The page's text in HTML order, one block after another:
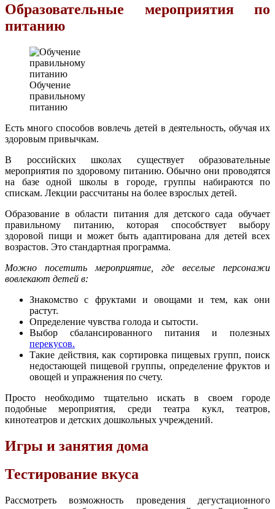
Образовательные мероприятия по
питанию
Обучение
правильному
питанию
Есть много способов вовлечь детей в деятельность, обучая их
здоровым привычкам.
В российских школах существует образовательные
мероприятия по здоровому питанию. Обычно они проводятся
на базе одной школы в городе, группы набираются по
спискам. Лекции рассчитаны на более взрослых детей.
Образование в области питания для детского сада обучает
правильному питанию, которая способствует выбору
здоровой пищи и может быть адаптирована для детей всех
возрастов. Это стандартная программа.
Можно посетить мероприятие, где веселые персонажи
вовлекают детей в:
Знакомство с фруктами и овощами и тем, как они
растут.
Определение чувства голода и сытости.
Выбор сбалансированного питания и полезных
перекусов.
Такие действия, как сортировка пищевых групп, поиск
недостающей пищевой группы, определение фруктов и
овощей и упражнения по счету.
Просто необходимо тщательно искать в своем городе
подобные мероприятия, среди театра кукл, театров,
кинотеатров и детских дошкольных учреждений.
Игры и занятия дома
Тестирование вкуса
Рассмотреть возможность проведения дегустационного